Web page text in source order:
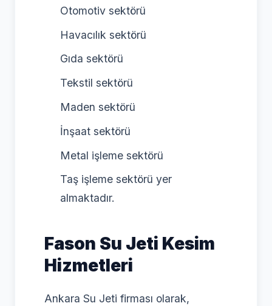
Otomotiv sektörü
Havacılık sektörü
Gıda sektörü
Tekstil sektörü
Maden sektörü
İnşaat sektörü
Metal işleme sektörü
Taş işleme sektörü yer
almaktadır.
Fason Su Jeti Kesim
Hizmetleri
Ankara Su Jeti firması olarak,